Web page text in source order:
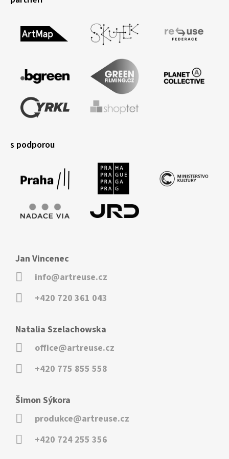
s podporou
Jan Vincenec
info@artreuse.cz
+420 720 361 043
Natalia Szelachowska
office@artreuse.cz
+420 775 855 558
Šimon Sýkora
produkce@artreuse.cz
+420 724 255 356